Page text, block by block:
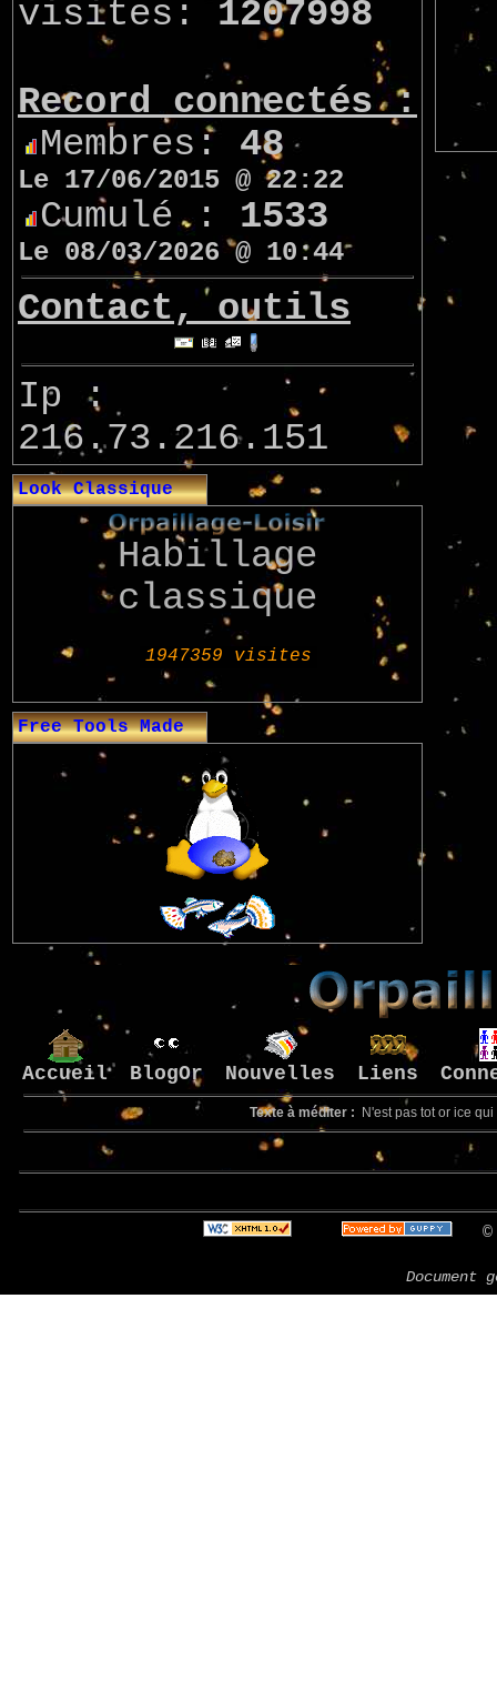
visites: 1207998
Record connectés :
Membres: 48
Le 17/06/2015 @ 22:22
Cumulé : 1533
Le 08/03/2026 @ 10:44
Contact, outils
Ip :
216.73.216.151
Look Classique
Habillage
classique
Free Tools Made
Accueil BlogOr Nouvelles Liens
Texte à méditer : N'est pas tot or ice
©
Document